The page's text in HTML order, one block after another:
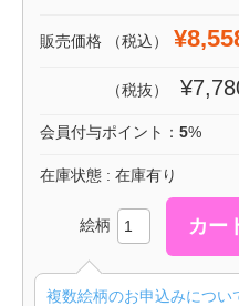
販売価格 （税込）
（税抜）
会員付与ポイント： 5%
在庫状態 : 在庫有り
絵柄
複数絵柄のお申込みについ